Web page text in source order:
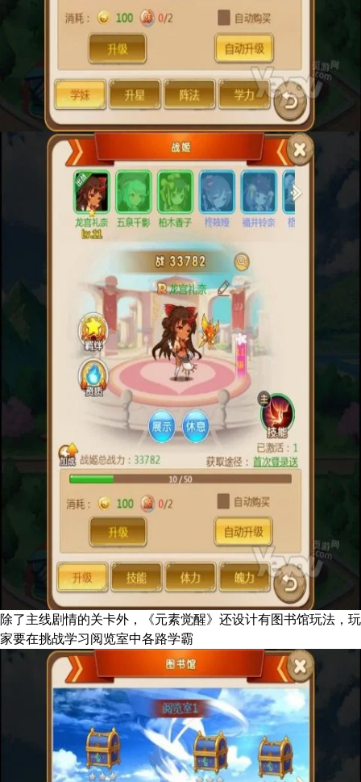
除了主线剧情的关卡外，《元素觉醒》还设计有图书馆玩法，玩
家要在挑战学习阅览室中各路学霸